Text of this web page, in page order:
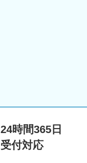
24時間365日
受付対応